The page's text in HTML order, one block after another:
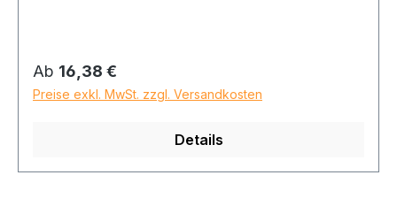
Regulärer Preis:
Ab 16,38 €
Preise exkl. MwSt. zzgl. Versandkosten
Details